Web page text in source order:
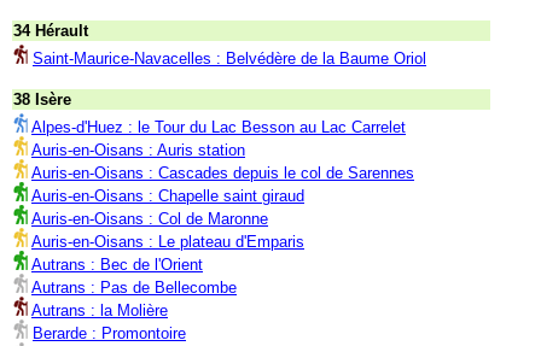
34 Hérault
Saint-Maurice-Navacelles : Belvédère de la Baume Oriol
38 Isère
Alpes-d'Huez : le Tour du Lac Besson au Lac Carrelet
Auris-en-Oisans : Auris station
Auris-en-Oisans : Cascades depuis le col de Sarennes
Auris-en-Oisans : Chapelle saint giraud
Auris-en-Oisans : Col de Maronne
Auris-en-Oisans : Le plateau d'Emparis
Autrans : Bec de l'Orient
Autrans : Pas de Bellecombe
Autrans : la Molière
Berarde : Promontoire